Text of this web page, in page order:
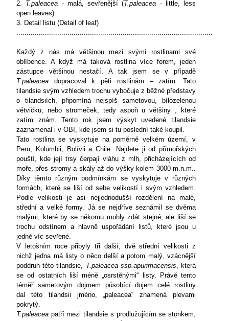
2. T.paleacea - malá, sevřenější (T.paleacea - little, less
open leaves)
3. Detail listu (Detail of leaf)
Každý z nás má většinou mezi svými rostlinami své
oblíbence. A když má taková rostlina více forem, jeden
zástupce většinou nestačí. A tak jsem se v případě
T.paleacea dopracoval k pěti rostlinám – zatím. Tato
tilandsie svým vzhledem trochu vybočuje z běžné představy
o tilandsiích, připomíná nejspíš sametovou, bílozelenou
větvičku, nebo stromeček, tedy aspoň u většiny , které
zatím znám. Tento rok jsem výskyt uvedené tilandsie
zaznamenal i v OBI, kde jsem si tu poslední také koupil.
Tato rostlina se vyskytuje na poměrně velkém území, v
Peru, Kolumbii, Bolívii a Chile. Najdete ji od přímořských
pouští, kde její trsy čerpají vláhu z mlh, přicházejících od
moře, přes stromy a skály až do výšky kolem 3000 m.n.m..
Díky těmto různým podmínkám se vyskytuje v různých
formách, které se liší od sebe velikostí i svým vzhledem.
Podle velikosti je asi nejjednodušší rozdělení na malé,
střední a velké formy. Já se nejdříve seznámil se dvěma
malými, které by se někomu mohly zdát stejné, ale liší se
trochu odstínem a hlavně uspořádání listů, které jsou u
jedné víc sevřené.
V letošním roce přibyly tři další, dvě střední velikosti z
nichž jedna má listy o něco delší a potom malý, vzácnější
poddruh této tilandsie, T.paleacea ssp.apurimacensis, která
se od ostatních liší méně „osrstěnými“ listy. Právě tento
téměř sametovým dojmem působící dojem celé rostliny
dal
této tilandsii jméno, „paleacea“ znamená plevami
pokrytý.
T.paleacea patří mezi tilandsie s prodlužujícím se stonkem,